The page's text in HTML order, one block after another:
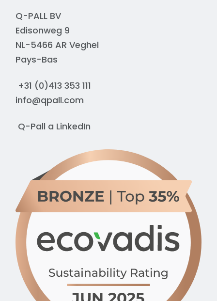
Q-PALL BV
Edisonweg 9
NL-5466 AR Veghel
Pays-Bas
+31 (0)413 353 111
info@qpall.com
Q-Pall a LinkedIn